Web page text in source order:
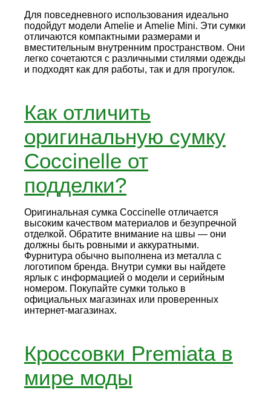
Для повседневного использования идеально
подойдут модели Amelie и Amelie Mini. Эти сумки
отличаются компактными размерами и
вместительным внутренним пространством. Они
легко сочетаются с различными стилями одежды
и подходят как для работы, так и для прогулок.
Как отличить
оригинальную сумку
Coccinelle от
подделки?
Оригинальная сумка Coccinelle отличается
высоким качеством материалов и безупречной
отделкой. Обратите внимание на швы — они
должны быть ровными и аккуратными.
Фурнитура обычно выполнена из металла с
логотипом бренда. Внутри сумки вы найдете
ярлык с информацией о модели и серийным
номером. Покупайте сумки только в
официальных магазинах или проверенных
интернет-магазинах.
Кроссовки Premiata в
мире моды